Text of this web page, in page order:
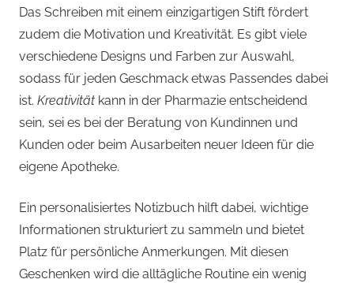
Das Schreiben mit einem einzigartigen Stift fördert
zudem die Motivation und Kreativität. Es gibt viele
verschiedene Designs und Farben zur Auswahl,
sodass für jeden Geschmack etwas Passendes dabei
ist. Kreativität kann in der Pharmazie entscheidend
sein, sei es bei der Beratung von Kundinnen und
Kunden oder beim Ausarbeiten neuer Ideen für die
eigene Apotheke.
Ein personalisiertes Notizbuch hilft dabei, wichtige
Informationen strukturiert zu sammeln und bietet
Platz für persönliche Anmerkungen. Mit diesen
Geschenken wird die alltägliche Routine ein wenig